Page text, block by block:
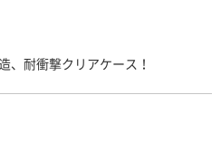
、耐衝撃クリアケース！